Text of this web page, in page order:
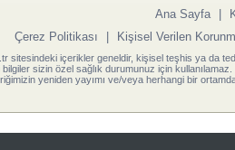
Ana Sayfa
|
Çerez Politikası
| Kişisel Verilen
sitesindeki içerikler geneldir, kişisel teşhis ya da
sizin özel sağlık durumunuz için
yeniden yayımı ve/veya herhangi bir